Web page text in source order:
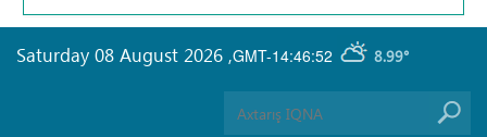
GMT-14:46:52 8.99°
Saturday 08 August 2026 ,